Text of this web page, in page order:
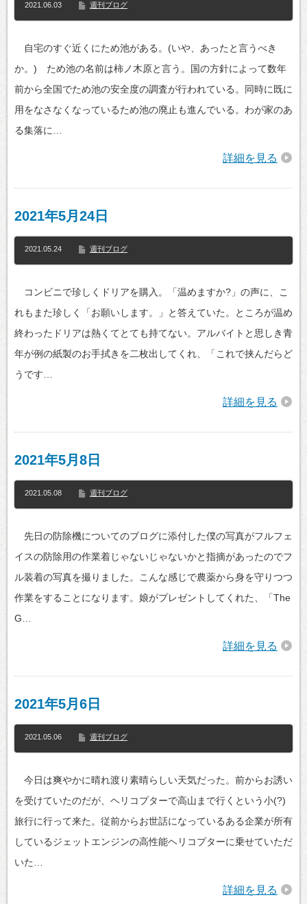
2021.06.03 週刊ブログ
自宅のすぐ近くにため池がある。(いや、あったと言うべき
か。) ため池の名前は柿ノ木原と言う。国の方針によって数年
前から全国でため池の安全度の調査が行われている。同時に既に
用をなさなくなっているため池の廃止も進んでいる。わが家のあ
る集落に…
詳細を見る
2021年5月24日
2021.05.24 週刊ブログ
コンビニで珍しくドリアを購入。「温めますか?」の声に、こ
れもまた珍しく「お願いします。」と答えていた。ところが温め
終わったドリアは熱くてとても持てない。アルバイトと思しき青
年が例の紙製のお手拭きを二枚出してくれ、「これで挟んだらど
うです…
詳細を見る
2021年5月8日
2021.05.08 週刊ブログ
先日の防除機についてのブログに添付した僕の写真がフルフェ
イスの防除用の作業着じゃないじゃないかと指摘があったのでフ
ル装着の写真を撮りました。こんな感じで農薬から身を守りつつ
作業をすることになります。娘がプレゼントしてくれた、「The
G…
詳細を見る
2021年5月6日
2021.05.06 週刊ブログ
今日は爽やかに晴れ渡り素晴らしい天気だった。前からお誘い
を受けていたのだが、ヘリコプターで高山まで行くという小(?)
旅行に行って来た。従前からお世話になっているある企業が所有
しているジェットエンジンの高性能ヘリコプターに乗せていただ
いた…
詳細を見る